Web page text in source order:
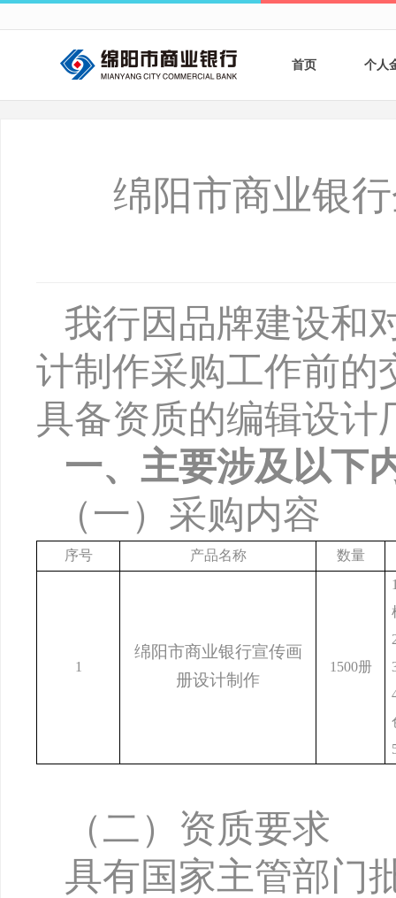
首页 个人
银
绵阳市商业银
我行因品牌建设和
计制作采购工作前的
具备资质的编辑设计
一、 主要涉及以下
（一） 采购内容
序号 产品名称 数量
1
绵阳市商业银行宣传画
册设计制作
1500册
（二）资质要求
具有国家主管部门